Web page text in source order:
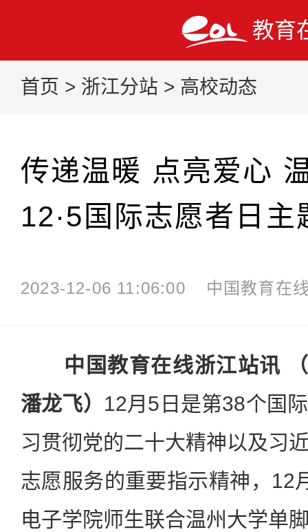
教育
首页 > 浙江分站 > 高校动态
传递温暖 点亮爱心
12·5国际志愿者日主
2023-12-06 11:06:00 中国教育在
中国教育在线浙江站讯
潘龙飞） 12月5日是第38个国
习贯彻党的二十大精神以及习
志愿服务的重要指示精神，12
电子学院师生联合温州大学单